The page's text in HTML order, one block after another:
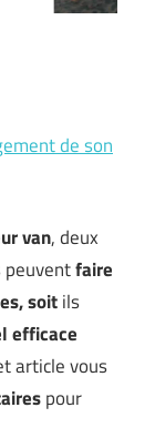
de son
van, deux
peuventfaire
soitils
efficace
article vous
pour